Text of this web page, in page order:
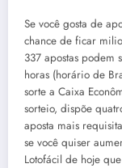
Se você gosta de
chance de ficar
337 apostas podem
horas (horário de
sorte a Caixa
sorteio, dispõe
aposta mais
se você quiser
Lotofácil de hoje